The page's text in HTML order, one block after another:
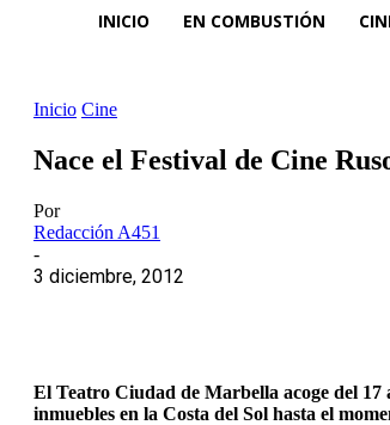
INICIO EN COMBUSTIÓN
Inicio Cine
Nace el Festival de Cine
Por
Redacción A451
-
3 diciembre, 2012
El Teatro Ciudad de Marbella acoge del 17
inmuebles en la Costa del Sol hasta el